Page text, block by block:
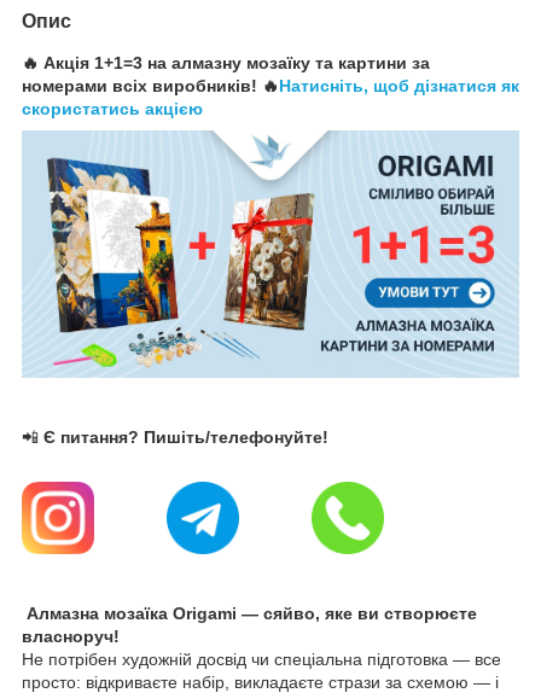
Опис
🔥 Акція 1+1=3 на алмазну мозаїку та картини за
номерами всіх виробників! 🔥Натисніть, щоб дізнатися як
скористатись акцією
📲 Є питання? Пишіть/телефонуйте!
Алмазна мозаїка Origami — сяйво, яке ви створюєте
власноруч!
Не потрібен художній досвід чи спеціальна підготовка — все
просто: відкриваєте набір, викладаєте стрази за схемою — і